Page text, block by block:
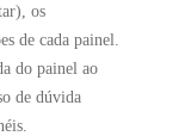
os
de cada painel.
do painel ao
de dúvida